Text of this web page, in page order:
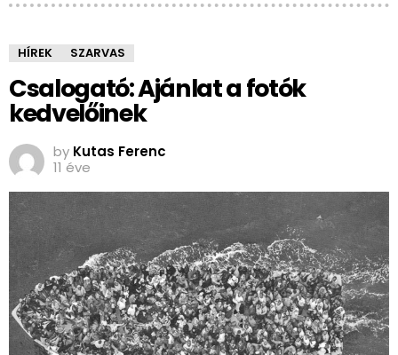
HÍREK SZARVAS
Csalogató: Ajánlat a fotók
kedvelőinek
by Kutas Ferenc
11 éve